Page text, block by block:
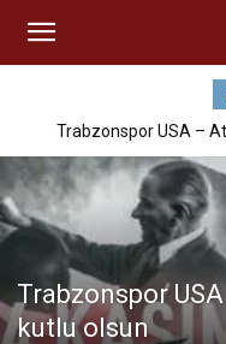
Trabzonspor USA –
Trabzonspor USA – 29
Trabzonspor
kutlu olsun